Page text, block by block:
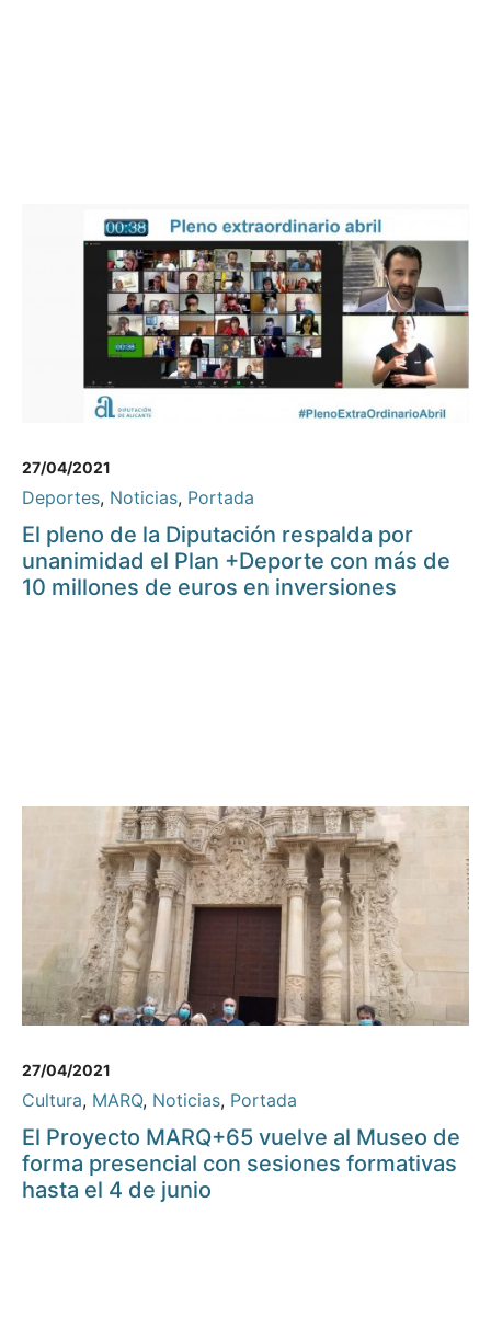
27/04/2021
Deportes, Noticias, Portada
El pleno de la Diputación respalda por
unanimidad el Plan +Deporte con más de
10 millones de euros en inversiones
27/04/2021
Cultura, MARQ, Noticias, Portada
El Proyecto MARQ+65 vuelve al Museo de
forma presencial con sesiones formativas
hasta el 4 de junio